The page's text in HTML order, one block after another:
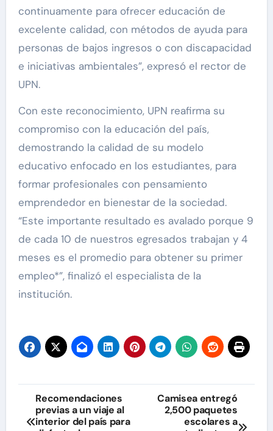
continuamente para ofrecer educación de
excelente calidad, con métodos de ayuda para
personas de bajos ingresos o con discapacidad
e iniciativas ambientales”, expresó el rector de
UPN.
Con este reconocimiento, UPN reafirma su
compromiso con la educación del país,
demostrando la calidad de su modelo
educativo enfocado en los estudiantes, para
formar profesionales con pensamiento
emprendedor en bienestar de la sociedad.
“Este importante resultado es avalado porque 9
de cada 10 de nuestros egresados trabajan y 4
meses es el promedio para obtener su primer
empleo*”, finalizó el especialista de la
institución.
Navegación
de
Recomendaciones
previas a un viaje al
interior del país para
Camisea entregó
2,500 paquetes
escolares a